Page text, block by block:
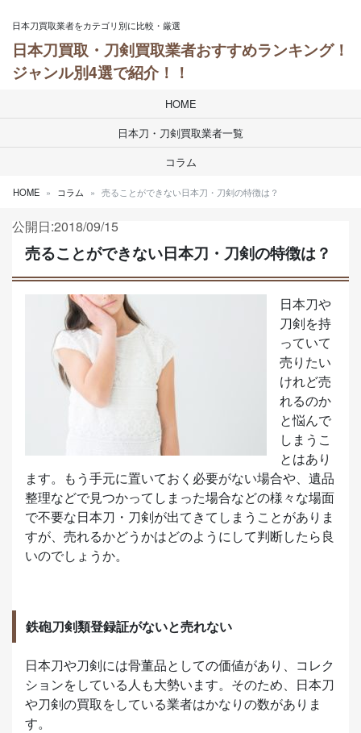
日本刀買取業者をカテゴリ別に比較・厳選
日本刀買取・刀剣買取業者おすすめランキング！
ジャンル別4選で紹介！！
HOME
日本刀・刀剣買取業者一覧
コラム
HOME コラム 売ることができない日本刀・刀剣の特徴は？
公開日:2018/09/15
売ることができない日本刀・刀剣の特徴は？
日本刀や
刀剣を持
っていて
売りたい
けれど売
れるのか
と悩んで
しまうこ
とはあり
ます。もう手元に置いておく必要がない場合や、遺品
整理などで見つかってしまった場合などの様々な場面
で不要な日本刀・刀剣が出てきてしまうことがありま
すが、売れるかどうかはどのようにして判断したら良
いのでしょうか。
鉄砲刀剣類登録証がないと売れない
日本刀や刀剣には骨董品としての価値があり、コレク
ションをしている人も大勢います。そのため、日本刀
や刀剣の買取をしている業者はかなりの数がありま
す。